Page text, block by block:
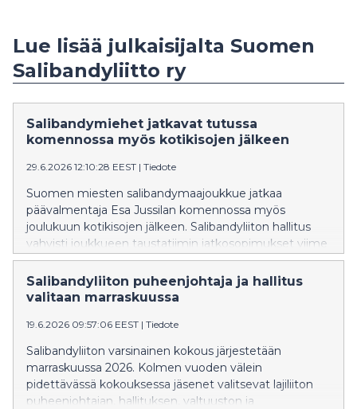
Lue lisää julkaisijalta Suomen
Salibandyliitto ry
Salibandymiehet jatkavat tutussa
komennossa myös kotikisojen jälkeen
29.6.2026 12:10:28 EEST | Tiedote
Suomen miesten salibandymaajoukkue jatkaa
päävalmentaja Esa Jussilan komennossa myös
joulukuun kotikisojen jälkeen. Salibandyliiton hallitus
vahvisti joukkueen taustatiimin jatkosopimukset viime
viikon kokouksessaan.
Salibandyliiton puheenjohtaja ja hallitus
valitaan marraskuussa
19.6.2026 09:57:06 EEST | Tiedote
Salibandyliiton varsinainen kokous järjestetään
marraskuussa 2026. Kolmen vuoden välein
pidettävässä kokouksessa jäsenet valitsevat lajiliiton
puheenjohtajan, hallituksen, valtuuston ja